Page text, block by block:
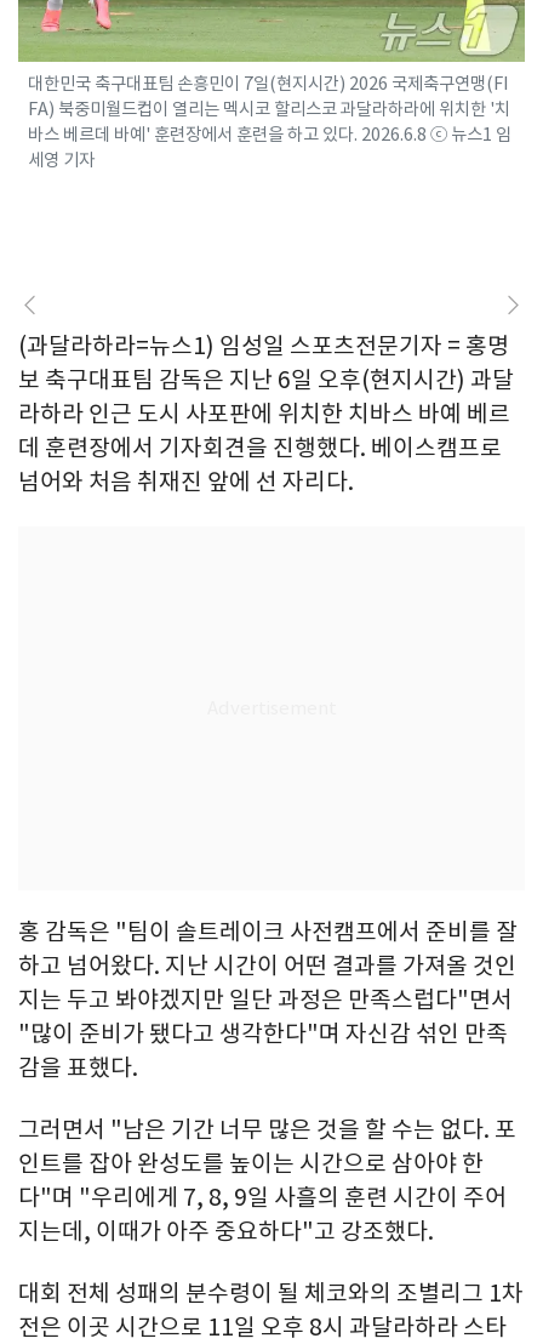
대한민국 축구대표팀 손흥민이 7일(현지시간) 2026 국제축구연맹(FI
FA) 북중미월드컵이 열리는 멕시코 할리스코 과달라하라에 위치한 '치
바스 베르데 바예' 훈련장에서 훈련을 하고 있다. 2026.6.8 ⓒ 뉴스1 임
세영 기자
(과달라하라=뉴스1) 임성일 스포츠전문기자 = 홍명
보 축구대표팀 감독은 지난 6일 오후(현지시간) 과달
라하라 인근 도시 사포판에 위치한 치바스 바예 베르
데 훈련장에서 기자회견을 진행했다. 베이스캠프로
넘어와 처음 취재진 앞에 선 자리다.
홍 감독은 "팀이 솔트레이크 사전캠프에서 준비를 잘
하고 넘어왔다. 지난 시간이 어떤 결과를 가져올 것인
지는 두고 봐야겠지만 일단 과정은 만족스럽다"면서
"많이 준비가 됐다고 생각한다"며 자신감 섞인 만족
감을 표했다.
그러면서 "남은 기간 너무 많은 것을 할 수는 없다. 포
인트를 잡아 완성도를 높이는 시간으로 삼아야 한
다"며 "우리에게 7, 8, 9일 사흘의 훈련 시간이 주어
지는데, 이때가 아주 중요하다"고 강조했다.
대회 전체 성패의 분수령이 될 체코와의 조별리그 1차
전은 이곳 시간으로 11일 오후 8시 과달라하라 스타